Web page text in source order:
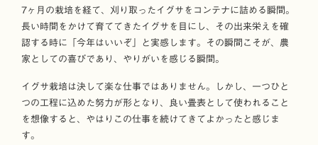
7ヶ月の栽培を経て、刈り取ったイグサをコンテナに詰める瞬間。
長い時間をかけて育ててきたイグサを目にし、その出来栄えを確
認する時に「今年はいいぞ」と実感します。その瞬間こそが、農
家としての喜びであり、やりがいを感じる瞬間。
イグサ栽培は決して楽な仕事ではありません。しかし、一つひと
つの工程に込めた努力が形となり、良い畳表として使われること
を想像すると、やはりこの仕事を続けてきてよかったと感じま
す。